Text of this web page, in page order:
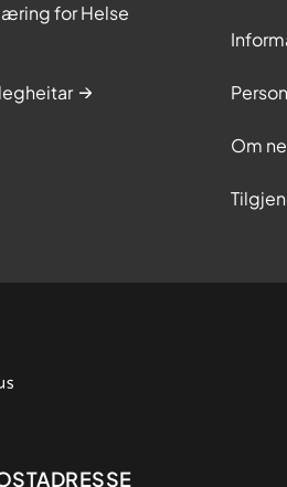
for Helse
Om